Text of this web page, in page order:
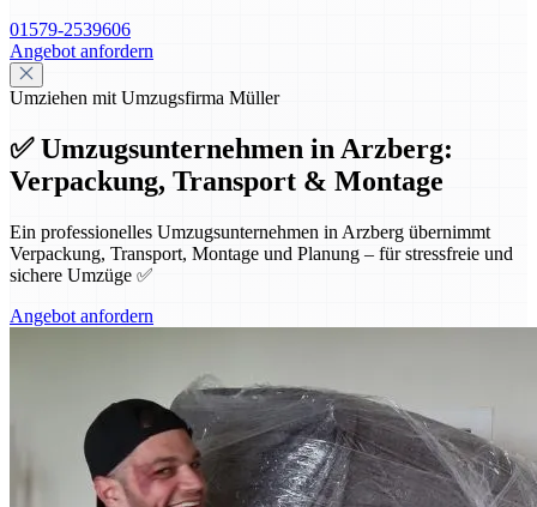
01579-2539606
Angebot anfordern
Umziehen mit Umzugsfirma Müller
✅ Umzugsunternehmen in Arzberg:
Verpackung, Transport & Montage
Ein professionelles Umzugsunternehmen in Arzberg übernimmt
Verpackung, Transport, Montage und Planung – für stressfreie und
sichere Umzüge ✅
Angebot anfordern